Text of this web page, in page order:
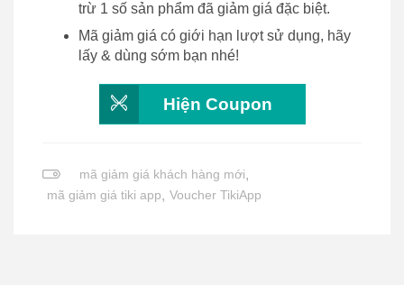
trừ 1 số sản phẩm đã giảm giá đặc biệt.
Mã giảm giá có giới hạn lượt sử dụng, hãy
lấy & dùng sớm bạn nhé!
Hiện Coupon
mã giảm giá khách hàng mới,
mã giảm giá tiki app, Voucher TikiApp